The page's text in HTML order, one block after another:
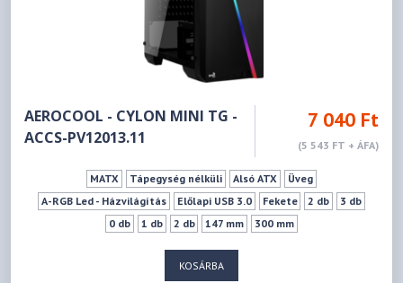
AEROCOOL - CYLON MINI TG -
ACCS-PV12013.11
7 040 Ft
(5 543 FT + ÁFA)
MATX Tápegység nélküli Alsó ATX
Üveg
A-RGB Led - Házvilágítás
Előlapi USB 3.0 Fekete 2 db
3 db
0 db
1 db 2 db 147 mm 300 mm
KOSÁRBA